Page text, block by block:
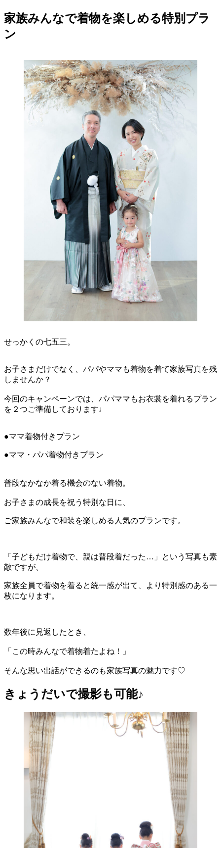
家族みんなで着物を楽しめる特別プラ
ン
せっかくの七五三。
お子さまだけでなく、パパやママも着物を着て家族写真を残
しませんか？
今回のキャンペーンでは、パパママもお衣裳を着れるプラン
を２つご準備しております♩
●ママ着物付きプラン
●ママ・パパ着物付きプラン
普段なかなか着る機会のない着物。
お子さまの成長を祝う特別な日に、
ご家族みんなで和装を楽しめる人気のプランです。
「子どもだけ着物で、親は普段着だった…」という写真も素
敵ですが、
家族全員で着物を着ると統一感が出て、より特別感のある一
枚になります。
数年後に見返したとき、
「この時みんなで着物着たよね！」
そんな思い出話ができるのも家族写真の魅力です♡
きょうだいで撮影も可能♪